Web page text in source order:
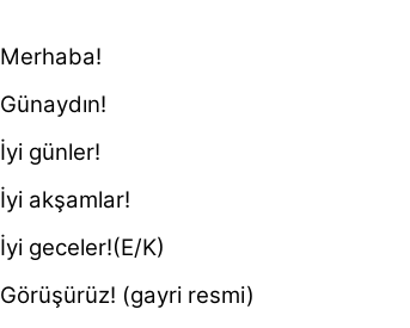
Merhaba!
Günaydın!
İyi günler!
İyi akşamlar!
İyi geceler!(E/K)
Görüşürüz! (gayri resmi)